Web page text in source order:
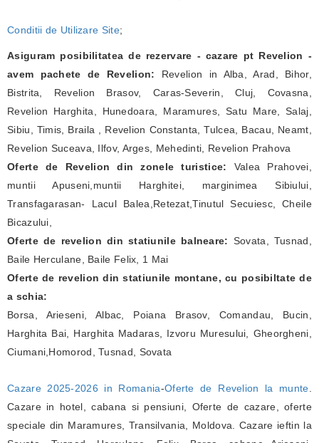
Conditii de Utilizare Site;
Asiguram posibilitatea de rezervare - cazare pt Revelion -
avem pachete de Revelion: Revelion in Alba, Arad, Bihor,
Bistrita, Revelion Brasov, Caras-Severin, Cluj, Covasna,
Revelion Harghita, Hunedoara, Maramures, Satu Mare, Salaj,
Sibiu, Timis, Braila , Revelion Constanta, Tulcea, Bacau, Neamt,
Revelion Suceava, Ilfov, Arges, Mehedinti, Revelion Prahova
Oferte de Revelion din zonele turistice: Valea Prahovei,
muntii Apuseni,muntii Harghitei, marginimea Sibiului,
Transfagarasan- Lacul Balea,Retezat,Tinutul Secuiesc, Cheile
Bicazului,
Oferte de revelion din statiunile balneare: Sovata, Tusnad,
Baile Herculane, Baile Felix, 1 Mai
Oferte de revelion din statiunile montane, cu posibiltate de
a schia:
Borsa, Arieseni, Albac, Poiana Brasov, Comandau, Bucin,
Harghita Bai, Harghita Madaras, Izvoru Muresului, Gheorgheni,
Ciumani,Homorod, Tusnad, Sovata
Cazare 2025-2026 in Romania-Oferte de Revelion la munte
Cazare in hotel, cabana si pensiuni, Oferte de cazare, oferte
speciale din Maramures, Transilvania, Moldova. Cazare ieftin la